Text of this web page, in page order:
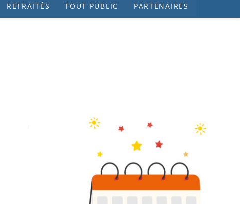
RETRAITÉS TOUT PUBLIC PARTENAIRES